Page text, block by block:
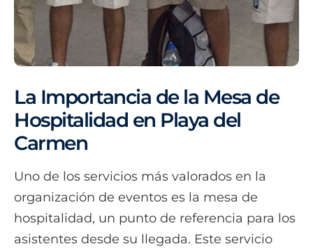
La Importancia de la Mesa de
Hospitalidad en Playa del
Carmen
Uno de los servicios más valorados en la
organización de eventos es la mesa de
hospitalidad, un punto de referencia para los
asistentes desde su llegada. Este servicio